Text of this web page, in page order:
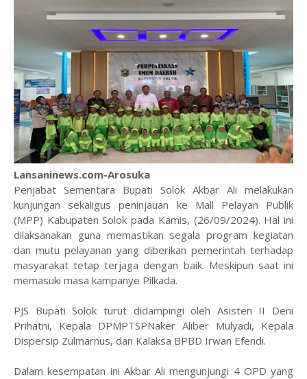
Lansaninews.com-Arosuka
Penjabat Sementara Bupati Solok Akbar Ali melakukan
kunjungan sekaligus peninjauan ke Mall Pelayan Publik
(MPP) Kabupaten Solok pada Kamis, (26/09/2024). Hal ini
dilaksanakan guna memastikan segala program kegiatan
dan mutu pelayanan yang diberikan pemerintah terhadap
masyarakat tetap terjaga dengan baik. Meskipun saat ini
memasuki masa kampanye Pilkada.
PJS Bupati Solok turut didampingi oleh Asisten II Deni
Prihatni, Kepala DPMPTSPNaker Aliber Mulyadi, Kepala
Dispersip Zulmarnus, dan Kalaksa BPBD Irwan Efendi.
Dalam kesempatan ini Akbar Ali mengunjungi 4 OPD yang